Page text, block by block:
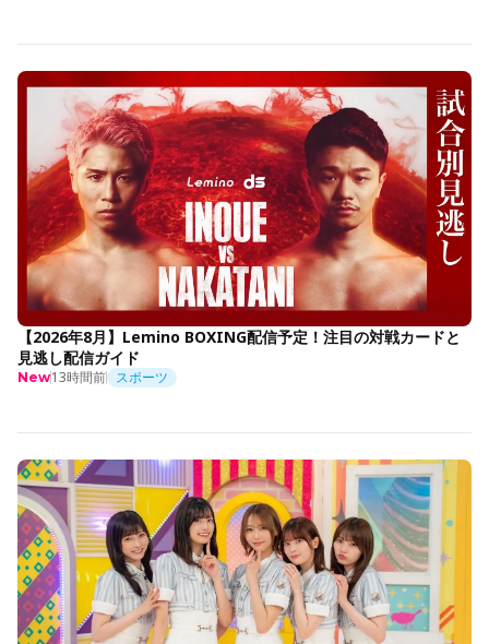
【2026年8月】Lemino BOXING配信予定！注目の対戦カードと
見逃し配信ガイド
New13時間前 スポーツ